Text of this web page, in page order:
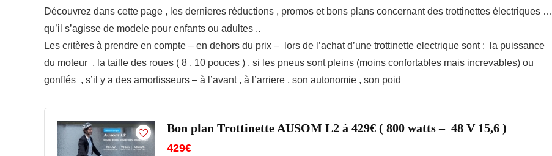
Découvrez dans cette page , les dernieres réductions , promos et bons plans concernant des trottinettes électriques …
qu’il s’agisse de modele pour enfants ou adultes ..
Les critères à prendre en compte – en dehors du prix – lors de l’achat d’une trottinette electrique sont : la puissance
du moteur , la taille des roues ( 8 , 10 pouces ) , si les pneus sont pleins (moins confortables mais increvables) ou
gonflés , s’il y a des amortisseurs – à l’avant , à l’arriere , son autonomie , son poid
Bon plan Trottinette AUSOM L2 à 429€ ( 800 watts – 48 V 15,6 )
429€